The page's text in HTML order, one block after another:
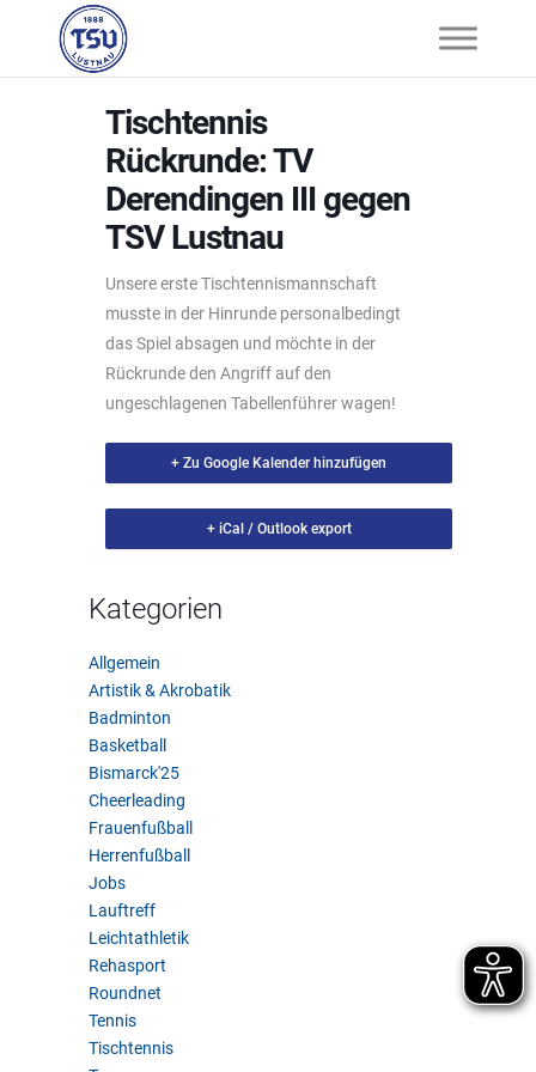
Tischtennis
Rückrunde: TV
Derendingen III gegen
TSV Lustnau
Unsere erste Tischtennismannschaft
musste in der Hinrunde personalbedingt
das Spiel absagen und möchte in der
Rückrunde den Angriff auf den
ungeschlagenen Tabellenführer wagen!
+ Zu Google Kalender hinzufügen
+ iCal / Outlook export
Kategorien
Allgemein
Artistik & Akrobatik
Badminton
Basketball
Bismarck'25
Cheerleading
Frauenfußball
Herrenfußball
Jobs
Lauftreff
Leichtathletik
Rehasport
Roundnet
Tennis
Tischtennis